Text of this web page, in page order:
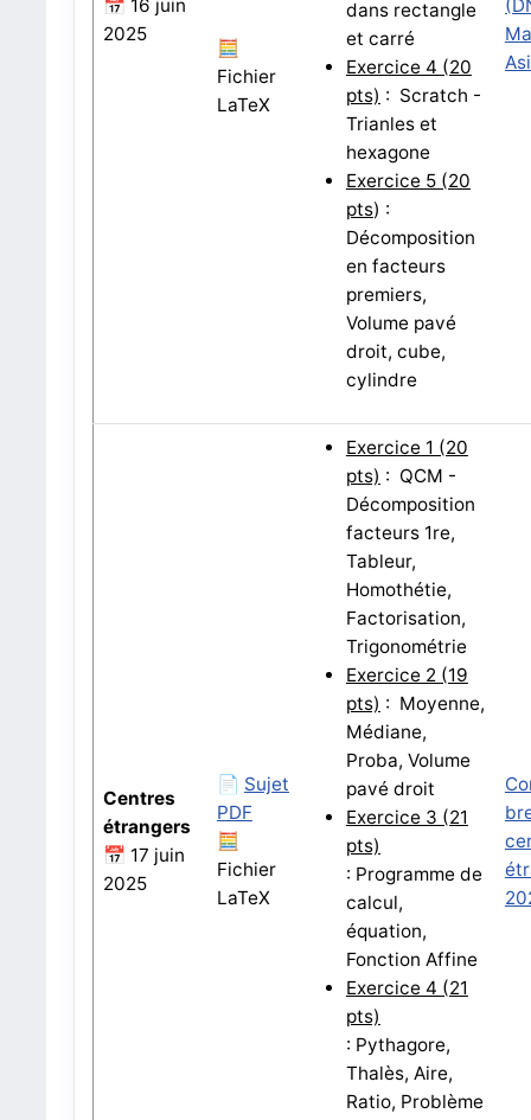
📅 16 juin
2025
🧮
Fichier
LaTeX
dans rectangle
et carré
Exercice 4 (20
pts) : Scratch -
Trianles et
hexagone
Exercice 5 (20
pts) :
Décomposition
en facteurs
premiers,
Volume pavé
droit, cube,
cylindre
Centres
étrangers
📅 17 juin
2025
📄 Sujet
PDF
🧮
Fichier
LaTeX
Exercice 1 (20
pts) : QCM -
Décomposition
facteurs 1re,
Tableur,
Homothétie,
Factorisation,
Trigonométrie
Exercice 2 (19
pts) : Moyenne,
Médiane,
Proba, Volume
pavé droit
Exercice 3 (21
pts)
: Programme de
calcul,
équation,
Fonction Affine
Exercice 4 (21
pts)
: Pythagore,
Thalès, Aire,
Ratio, Problème